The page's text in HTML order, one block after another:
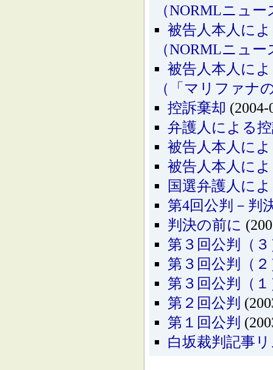
（NORMLニュー
被告人本人に
（NORMLニュ
被告人本人に
（「マリファナ
控訴棄却 (2004-
弁護人による
被告人本人に
被告人本人に
国選弁護人に
第4回公判－判
判決の前に
第３回公判（
第３回公判（
第３回公判（
第２回公判
第１回公判
白坂裁判記事